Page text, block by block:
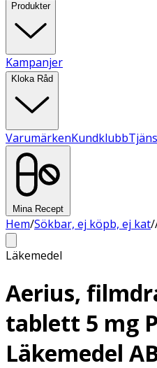
Produkter
Kampanjer
Kloka Råd
VarumärkenKundklubb
Mina Recept
Hem/Sökbar, ej köpb, ej kat/
Läkemedel
Aerius,
tablett 5 mg
Läkemedel